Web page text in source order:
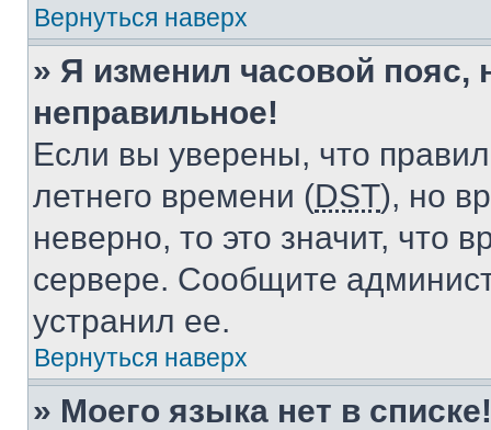
Вернуться наверх
» Я изменил часовой пояс,
неправильное!
Если вы уверены, что
летнего времени (DST), но
неверно, то это значит, что
сервере. Сообщите
устранил ее.
Вернуться наверх
» Моего языка нет в списке!